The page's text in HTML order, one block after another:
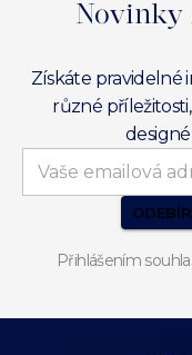
Novinky
Získáte pravidelné
různé
Přihlášením